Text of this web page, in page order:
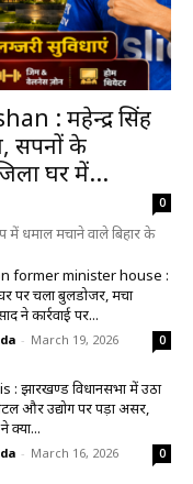
: महेन्द्र सिंह
सपनों के
घर में...
0
धमाल मचाने वाले बिहार के
former minister house :
पर चला बुलडोजर, मचा
ने कार्रवाई पर...
- March 19, 2026 0
: झारखण्ड विधानसभा में उठा
और उद्योग पर पड़ा असर,
क्या...
- March 16, 2026 0